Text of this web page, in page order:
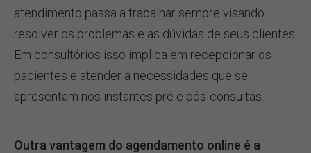
atendimento passa a trabalhar sempre visando
resolver os problemas e as dúvidas de seus clientes.
Em consultórios isso implica em recepcionar os
pacientes e atender a necessidades que se
apresentam nos instantes pré e pós-consultas.
Outra vantagem do agendamento online é a